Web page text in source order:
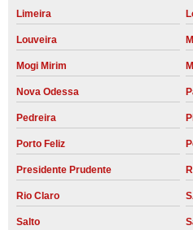
Limeira
Louveira
Mogi Mirim
Nova Odessa
Pedreira
Porto Feliz
Presidente Prudente
Rio Claro
Salto